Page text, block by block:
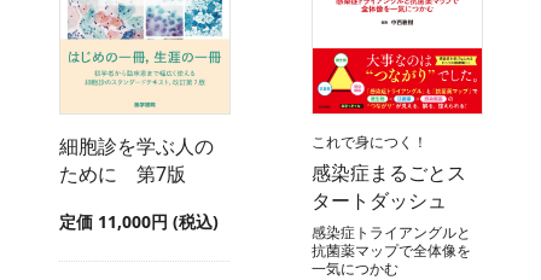
細胞診を学ぶ人の
ために 第7版
定価 11,000円 (税込)
これで身につく！
感染症まるごとス
タートダッシュ
感染症トライアングルと
抗菌薬マップで全体像を
一気につかむ